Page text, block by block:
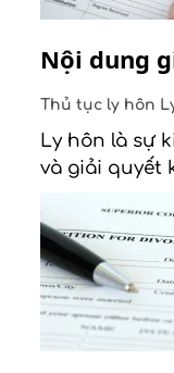
Nội dung
Thủ tục ly hôn
Ly hôn là sự
và giải quyết